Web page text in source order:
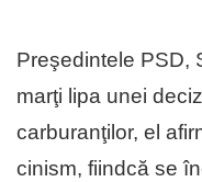
Preşedintele PSD,
marţi lipa unei
carburanţilor, el
cinism, fiindcă se